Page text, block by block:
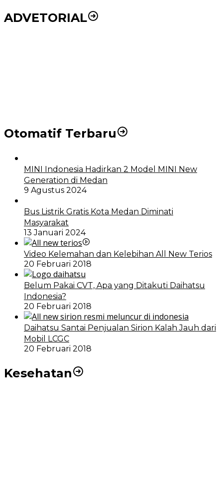
ADVETORIAL
Otomatif Terbaru
MINI Indonesia Hadirkan 2 Model MINI New
Generation di Medan
9 Agustus 2024
Bus Listrik Gratis Kota Medan Diminati
Masyarakat
13 Januari 2024
Video Kelemahan dan Kelebihan All New Terios
20 Februari 2018
Belum Pakai CVT, Apa yang Ditakuti Daihatsu
Indonesia?
20 Februari 2018
Daihatsu Santai Penjualan Sirion Kalah Jauh dari
Mobil LCGC
20 Februari 2018
Kesehatan